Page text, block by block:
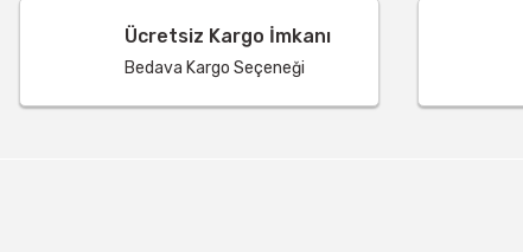
Ücretsiz Kargo İmkanı
Bedava Kargo Seçeneği